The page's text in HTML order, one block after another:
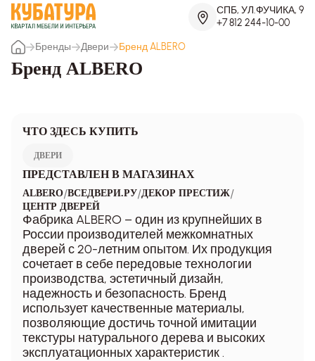
СПБ, УЛ.ФУЧИКА, 9
+7 812 244-10-00
Бренды
Двери Бренд ALBERO
Бренд ALBERO
ЧТО ЗДЕСЬ КУПИТЬ
ДВЕРИ
ПРЕДСТАВЛЕН В МАГАЗИНАХ
ALBERO/ВСЕДВЕРИ.РУ/ДЕКОР ПРЕСТИЖ/
ЦЕНТР ДВЕРЕЙ
Фабрика ALBERO – один из крупнейших в
России производителей межкомнатных
дверей с 20-летним опытом. Их продукция
сочетает в себе передовые технологии
производства, эстетичный дизайн,
надежность и безопасность. Бренд
использует качественные материалы,
позволяющие достичь точной имитации
текстуры натурального дерева и высоких
эксплуатационных характеристик .